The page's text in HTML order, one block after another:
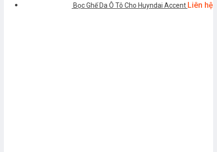
Bọc Ghế Da Ô Tô Cho Huyndai Accent Liên hệ